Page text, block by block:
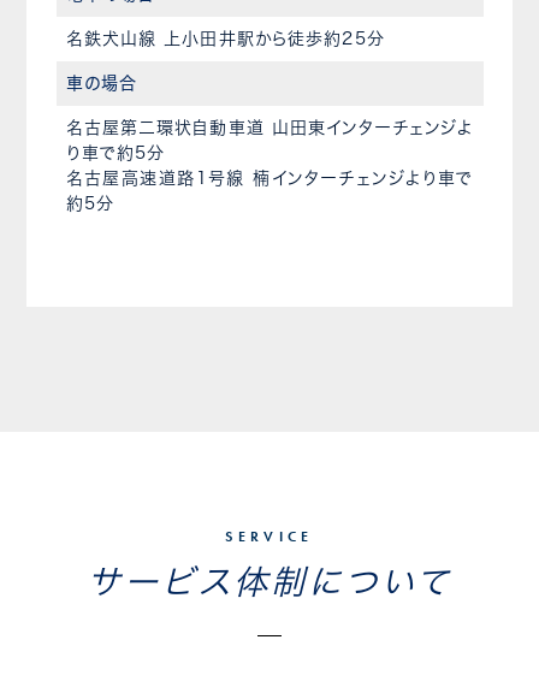
名鉄犬山線 上小田井駅から徒歩約25分
車の場合
名古屋第二環状自動車道 山田東インターチェンジよ
り車で約5分
名古屋高速道路1号線 楠インターチェンジより車で
約5分
サービス体制について
SERVICE